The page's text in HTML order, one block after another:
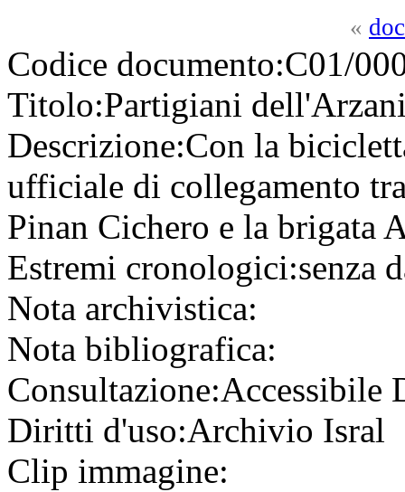
«
Codice documento:C01/
Titolo:Partigiani
Descrizione:Con la
ufficiale di collegamento
Pinan Cichero e la brigata
Estremi cronologici:senza
Nota archivistica:
Nota bibliografica:
Consultazione:Accessibile
Diritti d'uso:Archivio Isral
Clip immagine: